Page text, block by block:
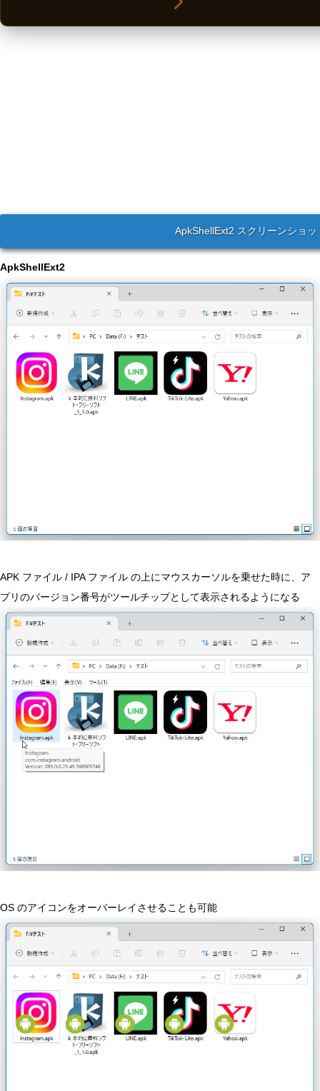
ApkShellExt2 スクリーンショッ
ApkShellExt2
APK ファイル / IPA ファイル の上にマウスカーソルを乗せた時に、ア
プリのバージョン番号がツールチップとして表示されるようになる
OS のアイコンをオーバーレイさせることも可能